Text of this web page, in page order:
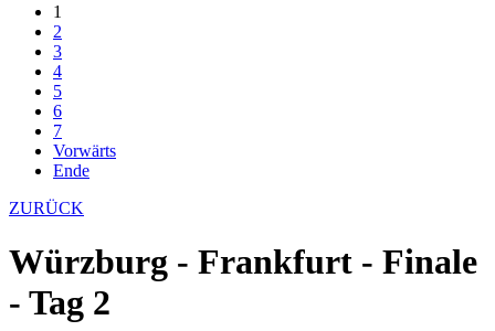
1
2
3
4
5
6
7
Vorwärts
Ende
ZURÜCK
Würzburg - Frankfurt - Finale
- Tag 2